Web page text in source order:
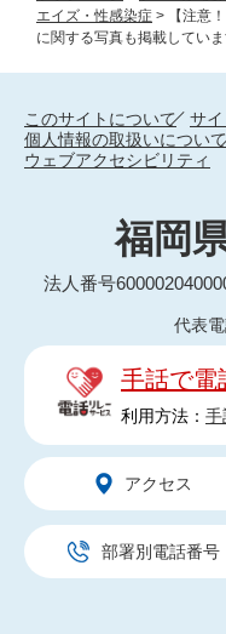
エイズ・性感染症 >
【注意
に関する写真も掲載していま
このサイトについて
サ
個人情報の取扱いについて
ウェブアクセシビリティ
福岡
法人番号
代表
手話で電
利用方法： 手
アクセス
部署別電話番号